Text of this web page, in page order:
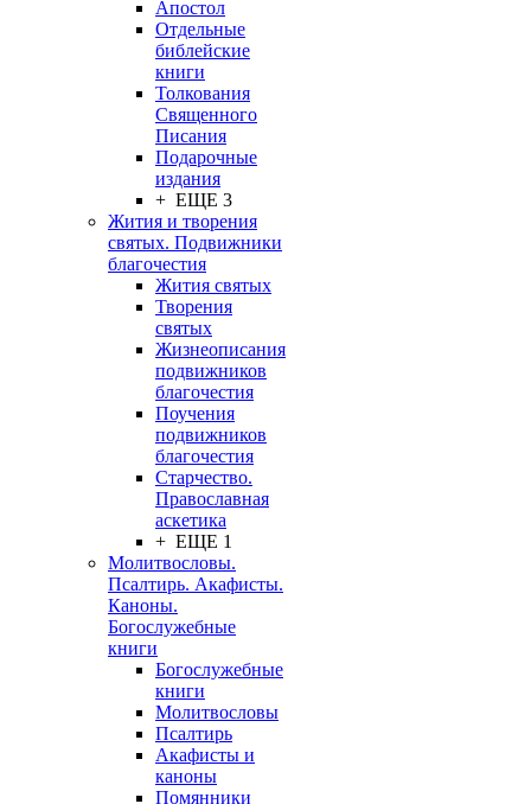
Апостол
Отдельные
библейские
книги
Толкования
Священного
Писания
Подарочные
издания
+ ЕЩЕ 3
Жития и творения
святых. Подвижники
благочестия
Жития святых
Творения
святых
Жизнеописания
подвижников
благочестия
Поучения
подвижников
благочестия
Старчество.
Православная
аскетика
+ ЕЩЕ 1
Молитвословы.
Псалтирь. Акафисты.
Каноны.
Богослужебные
книги
Богослужебные
книги
Молитвословы
Псалтирь
Акафисты и
каноны
Помянники